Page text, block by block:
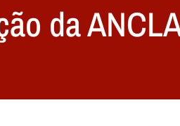
da